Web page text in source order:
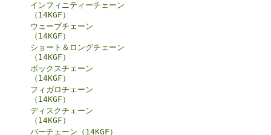
インフィニティーチェーン
（14KGF）
ウェーブチェーン
（14KGF）
ショート＆ロングチェーン
（14KGF）
ボックスチェーン
（14KGF）
フィガロチェーン
（14KGF）
ディスクチェーン
（14KGF）
バーチェーン（14KGF）